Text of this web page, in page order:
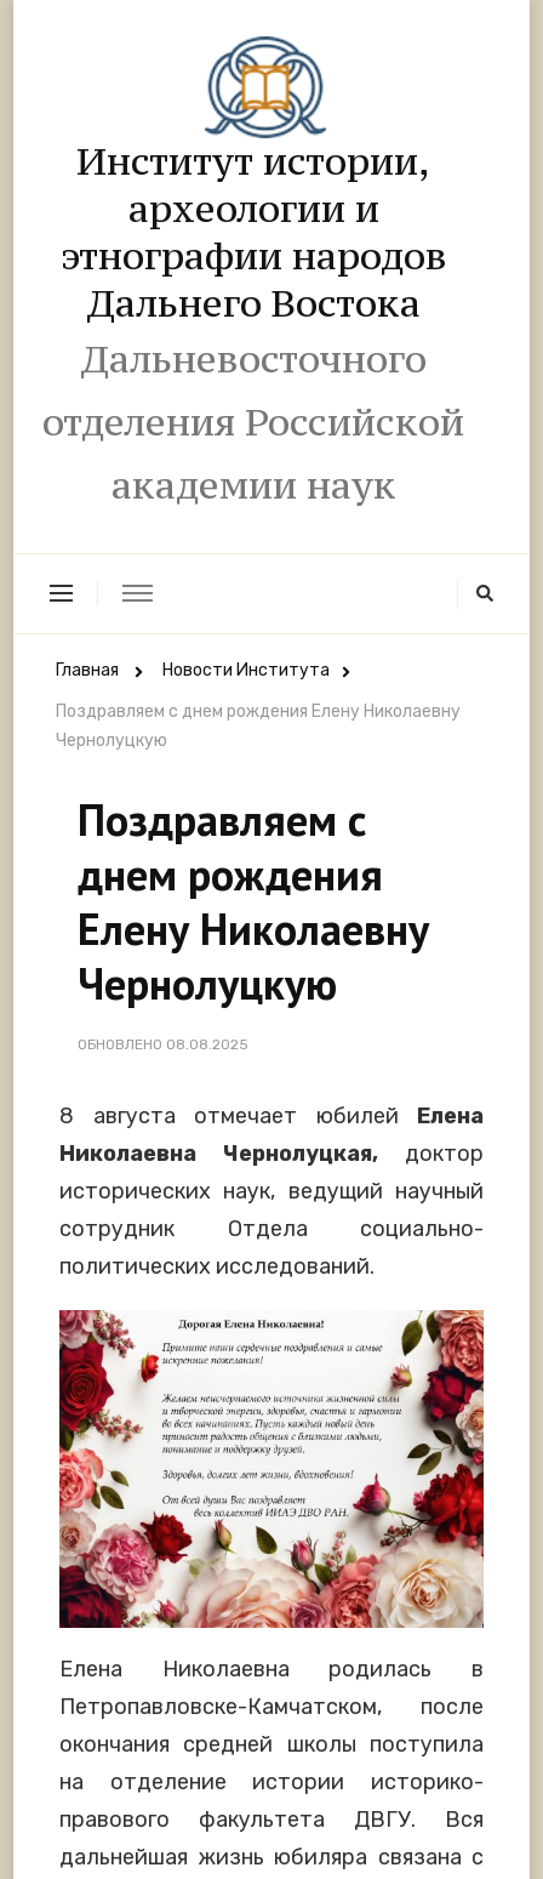
Институт истории,
археологии и
этнографии народов
Дальнего Востока
Дальневосточного
отделения Российской
академии наук
Главная
Новости Института
Поздравляем с днем рождения Елену Николаевну
Чернолуцкую
Поздравляем с
днем рождения
Елену Николаевну
Чернолуцкую
ОБНОВЛЕНО 08.08.2025
8 августа отмечает юбилей Елена
Николаевна Чернолуцкая, доктор
исторических наук, ведущий научный
сотрудник Отдела социально-
политических исследований.
Елена Николаевна родилась в
Петропавловске-Камчатском, после
окончания средней школы поступила
на отделение истории историко-
правового факультета ДВГУ. Вся
дальнейшая жизнь юбиляра связана с